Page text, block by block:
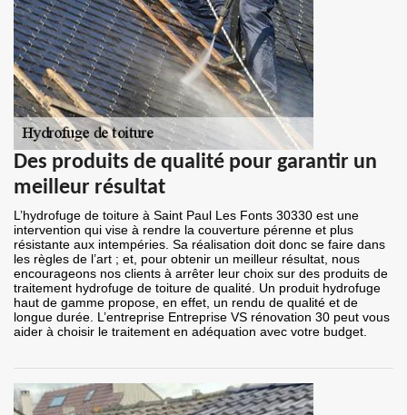
Des produits de qualité pour garantir un
meilleur résultat
L’hydrofuge de toiture à Saint Paul Les Fonts 30330 est une
intervention qui vise à rendre la couverture pérenne et plus
résistante aux intempéries. Sa réalisation doit donc se faire dans
les règles de l’art ; et, pour obtenir un meilleur résultat, nous
encourageons nos clients à arrêter leur choix sur des produits de
traitement hydrofuge de toiture de qualité. Un produit hydrofuge
haut de gamme propose, en effet, un rendu de qualité et de
longue durée. L’entreprise Entreprise VS rénovation 30 peut vous
aider à choisir le traitement en adéquation avec votre budget.